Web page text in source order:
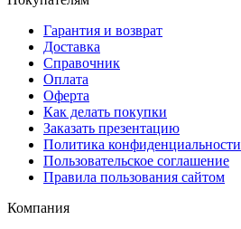
Гарантия и возврат
Доставка
Справочник
Оплата
Оферта
Как делать покупки
Заказать презентацию
Политика конфиденциальности
Пользовательское соглашение
Правила пользования сайтом
Компания